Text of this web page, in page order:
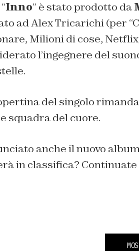
Inno” è stato prodotto da
ad Alex Tricarichi (per
Milioni di cose,
l’ingegnere del
del singolo
squadra del cuore.
anche il nuovo
in classifica? Continuate